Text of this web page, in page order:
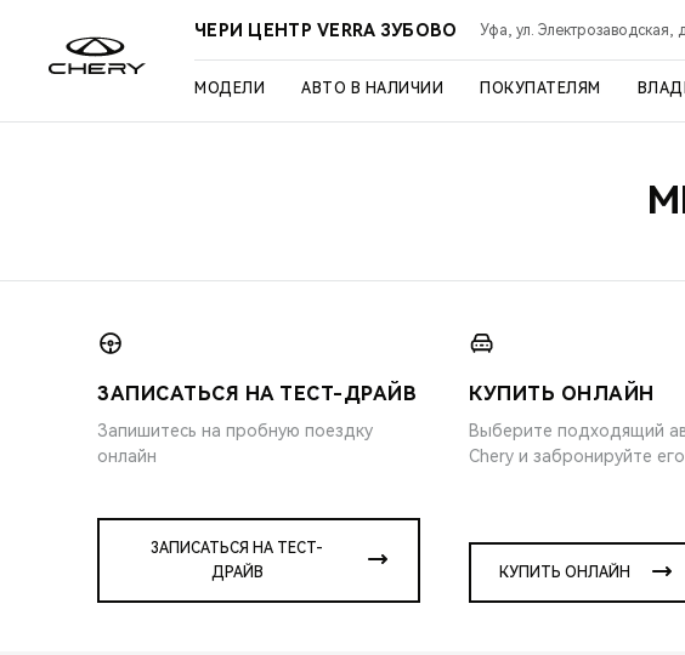
ЧЕРИ ЦЕНТР VERRA ЗУБОВО Уфа, ул. Электрозаводская,
МОДЕЛИ АВТО В НАЛИЧИИ ПОКУПАТЕЛЯМ
ЗАПИСАТЬСЯ НА ТЕСТ-ДРАЙВ
Запишитесь на пробную поездку
онлайн
ЗАПИСАТЬСЯ НА ТЕСТ-
ДРАЙВ
КУПИТЬ ОНЛАЙН
Выберите подходящий
Chery и забронируйте
КУПИТЬ ОНЛАЙН